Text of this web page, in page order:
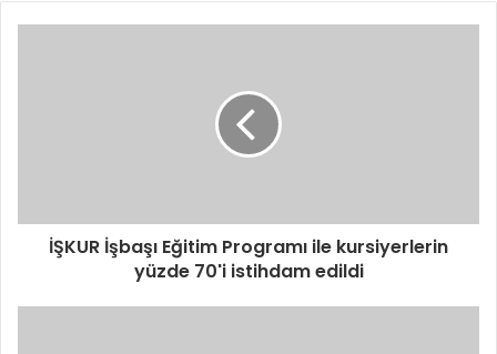
İŞKUR İşbaşı Eğitim Programı ile kursiyerlerin
yüzde 70'i istihdam edildi